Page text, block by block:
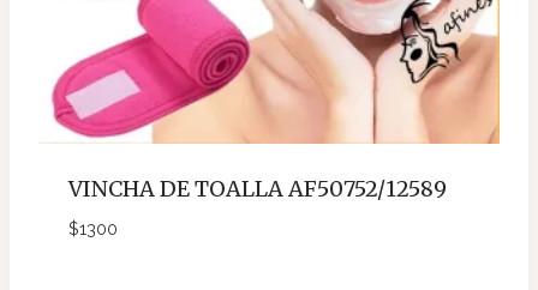
VINCHA DE TOALLA AF50752/12589
$1300